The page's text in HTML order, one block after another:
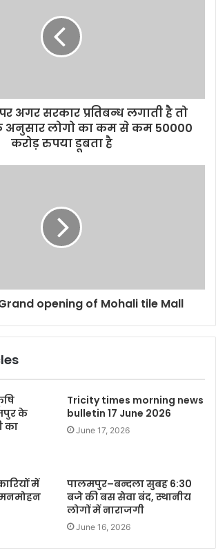
अगर सरकार प्रतिबन्ध लगाती है तो
अनुसार लोगो का कम से कम 50000
करोड़ रुपया डूबता है
opening of Mohali tile Mall
के
का
Tricity times morning news
bulletin 17 June 2026
June 17, 2026
में
पालमपुर–बन्दला सुबह 6:30
बजे की बस सेवा बंद, स्थानीय
लोगों में नाराजगी
June 16, 2026